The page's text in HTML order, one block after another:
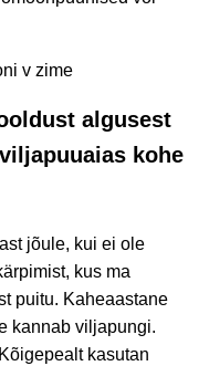
algusest
kohe
jõule, kui ei ole
kus ma
puitu. Kaheaastane
kannab viljapungi.
kasutan